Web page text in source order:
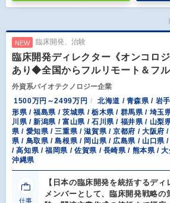
NEW 臨床開発、治験
臨床開発ディレクター《オンコロ
あり◆全国からフルリモート＆フル
外資系バイオテクノロジー企業
1500万円～2499万円
北海道 / 青森県 / 岩
形県 / 福島県 / 茨城県 / 栃木県 / 群馬県 / 埼玉
川県 / 新潟県 / 富山県 / 石川県 / 福井県 / 山梨
県 / 愛知県 / 三重県 / 滋賀県 / 京都府 / 大阪府
県 / 鳥取県 / 島根県 / 岡山県 / 広島県 / 山口県
/ 高知県 / 福岡県 / 佐賀県 / 長崎県 / 熊本県 /
沖縄県
仕事
【日本の臨床開発を統括するデ
メンバーとして、臨床開発戦略の